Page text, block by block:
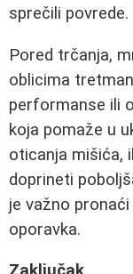
sprečili povrede.
Pored trčanja,
oblicima
performanse ili
koja pomaže u
oticanja mišića,
doprineti
je važno
oporavka.